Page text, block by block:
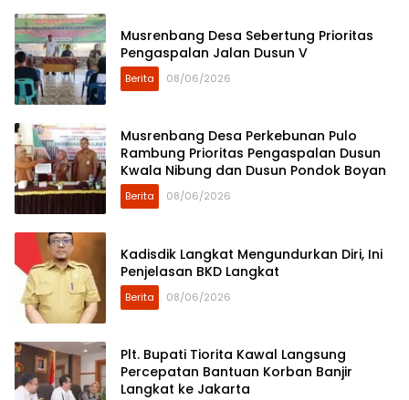
Musrenbang Desa Sebertung Prioritas
Pengaspalan Jalan Dusun V
Berita 08/06/2026
Musrenbang Desa Perkebunan Pulo
Rambung Prioritas Pengaspalan Dusun
Kwala Nibung dan Dusun Pondok Boyan
Berita 08/06/2026
Kadisdik Langkat Mengundurkan Diri, Ini
Penjelasan BKD Langkat
Berita 08/06/2026
Plt. Bupati Tiorita Kawal Langsung
Percepatan Bantuan Korban Banjir
Langkat ke Jakarta